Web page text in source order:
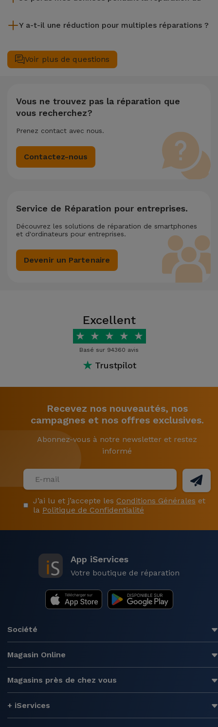
il est toujours recommandé de faire une sauvegarde. La page
des fichiers.
Y a-t-il une réduction pour multiples réparations ?
complète de votre équipement. Si votre nécessite deux ou
plusieurs interventions techniques réalisées simultanément,
Voir plus de questions
Vous ne trouvez pas la réparation que
vous recherchez?
Prenez contact avec nous.
Contactez-nous
Service de Réparation pour entreprises.
Découvrez les solutions de réparation de smartphones
et d'ordinateurs pour entreprises.
Devenir un Partenaire
Excellent
★ ★ ★ ★ ★
Basé sur 94360 avis
★ Trustpilot
Recevez nos nouveautés, nos
campagnes et nos offres exclusives.
Abonnez-vous à notre newsletter et restez
informé
J’ai lu et j’accepte les Conditions Générales et
la Politique de Confidentialité
App iServices
Votre boutique de réparation
Société
Magasin Online
Magasins près de chez vous
+ iServices